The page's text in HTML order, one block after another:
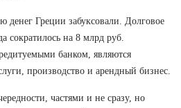
денег Греции забуксовали. Долговое
сократилось на 8 млрд руб.
банком, являются
производство и арендный бизнес.
частями и не сразу, но